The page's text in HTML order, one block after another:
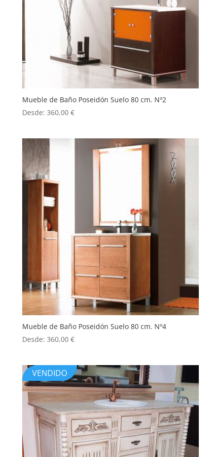
Mueble de Baño Poseidón Suelo 80 cm. Nº2
Desde: 360,00 €
Mueble de Baño Poseidón Suelo 80 cm. Nº4
Desde: 360,00 €
VENDIDO